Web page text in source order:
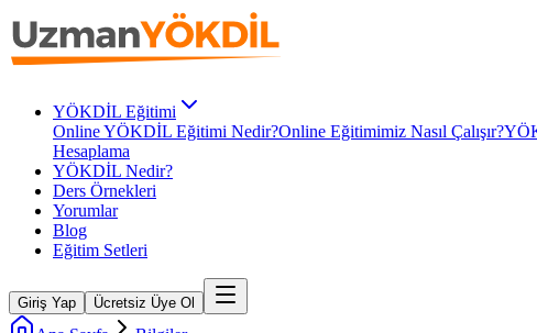
YÖKDİL Eğitimi
Online YÖKDİL Eğitimi Nedir?Online Eğitimimiz Nasıl Çalışır?
Hesaplama
YÖKDİL Nedir?
Ders Örnekleri
Yorumlar
Blog
Eğitim Setleri
Giriş Yap Ücretsiz Üye Ol